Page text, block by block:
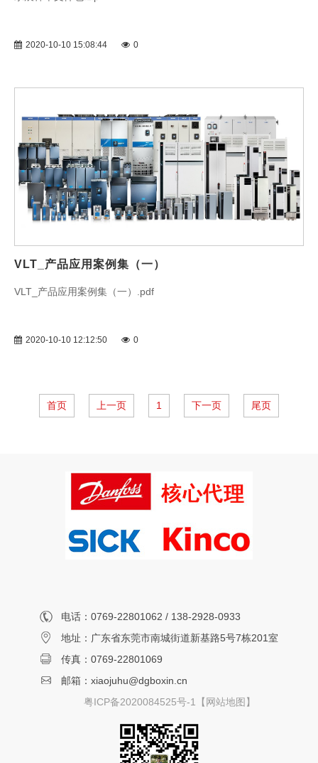
2020-10-10 15:08:44 0
VLT_产品应用案例集（一）
VLT_产品应用案例集（一）.pdf
2020-10-10 12:12:50 0
首页 上一页 1 下一页 尾页
电话：0769-22801062 / 138-2928-0933
地址：广东省东莞市南城街道新基路5号7栋201室
传真：0769-22801069
邮箱：xiaojuhu@dgboxin.cn
粤ICP备2020084525号-1
【网站地图】